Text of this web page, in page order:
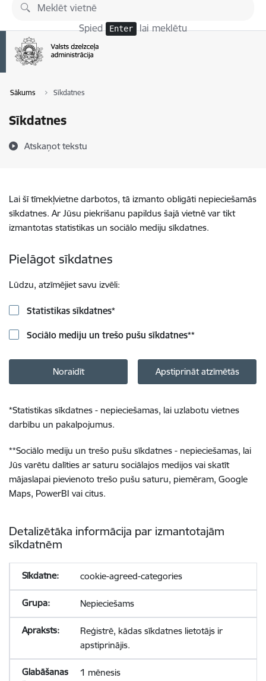
Pāriet uz lapas saturu
Spied Enter lai meklētu
Sākums Sīkdatnes
Sīkdatnes
Atskaņot tekstu
Lai šī tīmekļvietne darbotos, tā izmanto obligāti nepieciešamās
sīkdatnes. Ar Jūsu piekrišanu papildus šajā vietnē var tikt
izmantotas statistikas un sociālo mediju sīkdatnes.
Pielāgot sīkdatnes
Lūdzu, atzīmējiet savu izvēli:
Statistikas sīkdatnes*
Sociālo mediju un trešo pušu sīkdatnes**
Noraidīt Apstiprināt atzīmētās
*Statistikas sīkdatnes - nepieciešamas, lai uzlabotu vietnes
darbību un pakalpojumus.
**Sociālo mediju un trešo pušu sīkdatnes - nepieciešamas, lai
Jūs varētu dalīties ar saturu sociālajos medijos vai skatīt
mājaslapai pievienoto trešo pušu saturu, piemēram, Google
Maps, PowerBI vai citus.
Detalizētāka informācija par izmantotajām
sīkdatnēm
cookie-agreed-categories
Nepieciešams
Reģistrē, kādas sīkdatnes lietotājs ir
apstiprinājis.
1 mēnesis